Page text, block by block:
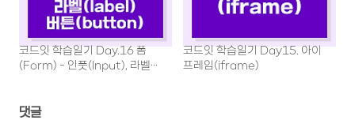
코드잇 학습일기 Day.16 폼
(Form) - 인풋(Input), 라벨
코드잇 학습일기 Day15. 아이
프레임(iframe)
댓글